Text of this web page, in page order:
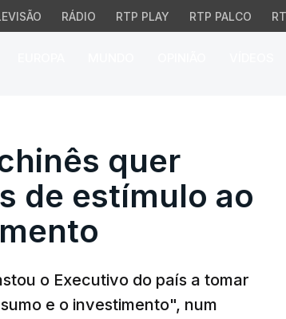
RÁDIO RTP PLAY RTP PALCO
quer reforço
quer
de estímulo ao
o Executivo do país a tomar
e o investimento", num